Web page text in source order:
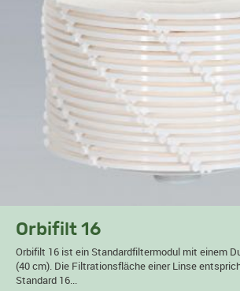
Orbifilt 16
Orbifilt 16 ist ein Standardfiltermodul mit einem
(40 cm). Die Filtrationsfläche einer Linse
Standard 16...